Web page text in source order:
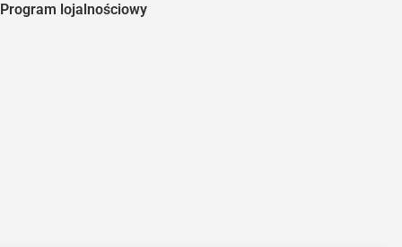
Program lojalnościowy